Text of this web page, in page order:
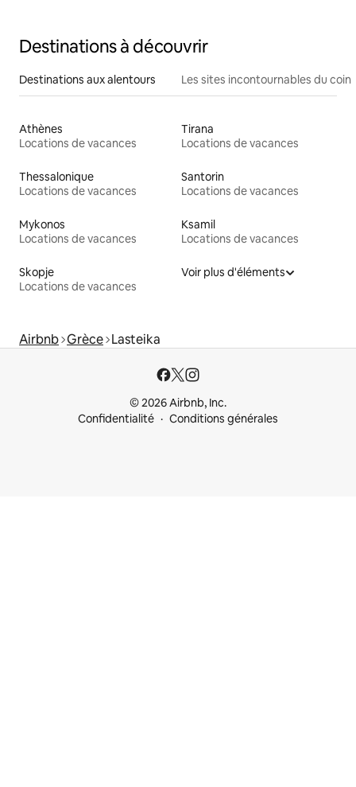
Destinations à découvrir
Destinations aux alentours Les sites incontournables du coin
Athènes
Locations de vacances
Tirana
Locations de vacances
Thessalonique
Locations de vacances
Santorin
Locations de vacances
Mykonos
Locations de vacances
Ksamil
Locations de vacances
Skopje
Locations de vacances
Voir plus d'éléments
Airbnb Grèce Lasteika
© 2026 Airbnb, Inc.
Confidentialité
Conditions générales